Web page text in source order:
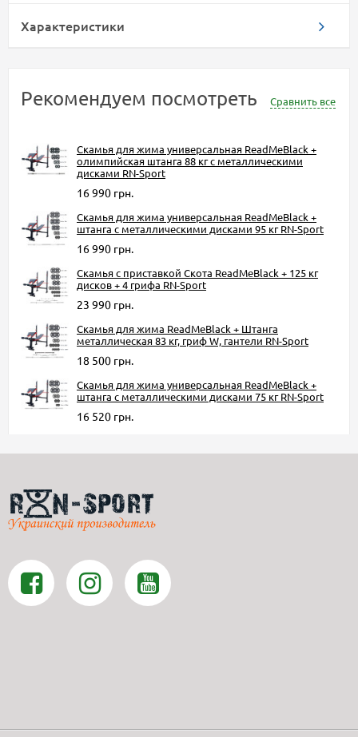
Характеристики
Рекомендуем посмотреть Сравнить все
Скамья для жима универсальная ReadMeBlack +
олимпийская штанга 88 кг с металлическими
дисками RN-Sport
16 990 грн.
Скамья для жима универсальная ReadMeBlack +
штанга с металлическими дисками 95 кг RN-Sport
16 990 грн.
Скамья с приставкой Скота ReadMeBlack + 125 кг
дисков + 4 грифа RN-Sport
23 990 грн.
Скамья для жима ReadMeBlack + Штанга
металлическая 83 кг, гриф W, гантели RN-Sport
18 500 грн.
Скамья для жима универсальная ReadMeBlack +
штанга с металлическими дисками 75 кг RN-Sport
16 520 грн.